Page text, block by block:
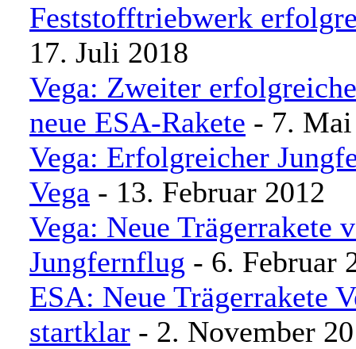
Feststofftriebwerk
17. Juli 2018
Vega: Zweiter
neue ESA-Rakete - 7.
Vega: Erfolgreicher
Vega - 13. Februar 2012
Vega: Neue Trägerrakete
Jungfernflug - 6. Februar
ESA: Neue Trägerrakete
startklar - 2. November